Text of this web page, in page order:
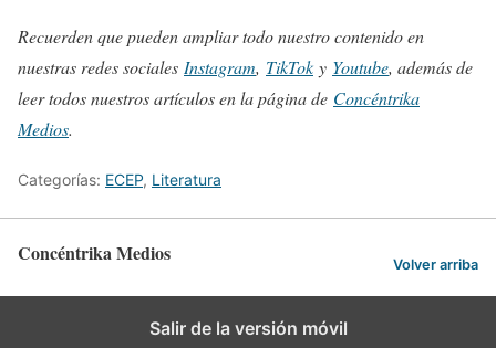
Recuerden que pueden ampliar todo nuestro contenido en
nuestras redes sociales Instagram, TikTok y Youtube, además de
leer todos nuestros artículos en la página de Concéntrika
Medios.
Categorías: ECEP, Literatura
Concéntrika Medios Volver arriba
Salir de la versión móvil